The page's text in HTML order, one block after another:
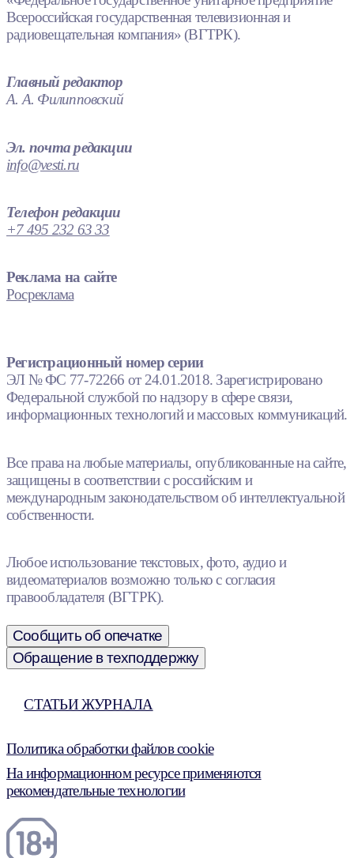
Всероссийская государственная телевизионная и
радиовещательная компания» (ВГТРК).
Главный редактор
А. А. Филипповский
Эл. почта редакции
info@vesti.ru
Телефон редакции
+7 495 232 63 33
Реклама на сайте
Росреклама
Регистрационный номер серии
ЭЛ № ФС 77-72266 от 24.01.2018. Зарегистрировано
Федеральной службой по надзору в сфере связи,
информационных технологий и массовых коммуникаций.
Все права на любые материалы, опубликованные на сайте,
защищены в соответствии с российским и
международным законодательством об интеллектуальной
собственности.
Любое использование текстовых, фото, аудио и
видеоматериалов возможно только с согласия
правообладателя (ВГТРК).
Сообщить об опечатке
Обращение в техподдержку
СТАТЬИ ЖУРНАЛА
Политика обработки файлов cookie
На информационном ресурсе применяются
рекомендательные технологии